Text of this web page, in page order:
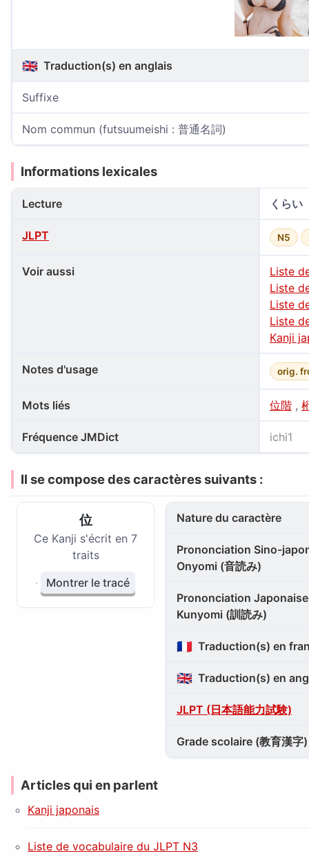
🇬🇧 Traduction(s) en anglais
Suffixe
Nom commun (futsuumeishi : 普通名詞)
Informations lexicales
Lecture くらい
JLPT N5
Voir aussi
Liste
Liste
Liste
Liste
Kanji
Notes d'usage orig.
Mots liés 位階 ,
Fréquence JMDict ichi1
Il se compose des caractères suivants :
位
Ce Kanji s'écrit en 7
traits
Montrer le tracé
Nature du caractère
Prononciation Sino-
Onyomi (音読み)
Prononciation
Kunyomi (訓読み)
🇫🇷 Traduction(s) en
🇬🇧 Traduction(s) en
JLPT (日本語能力試験)
Grade scolaire (教育漢字)
Articles qui en parlent
Kanji japonais
Liste de vocabulaire du JLPT N3